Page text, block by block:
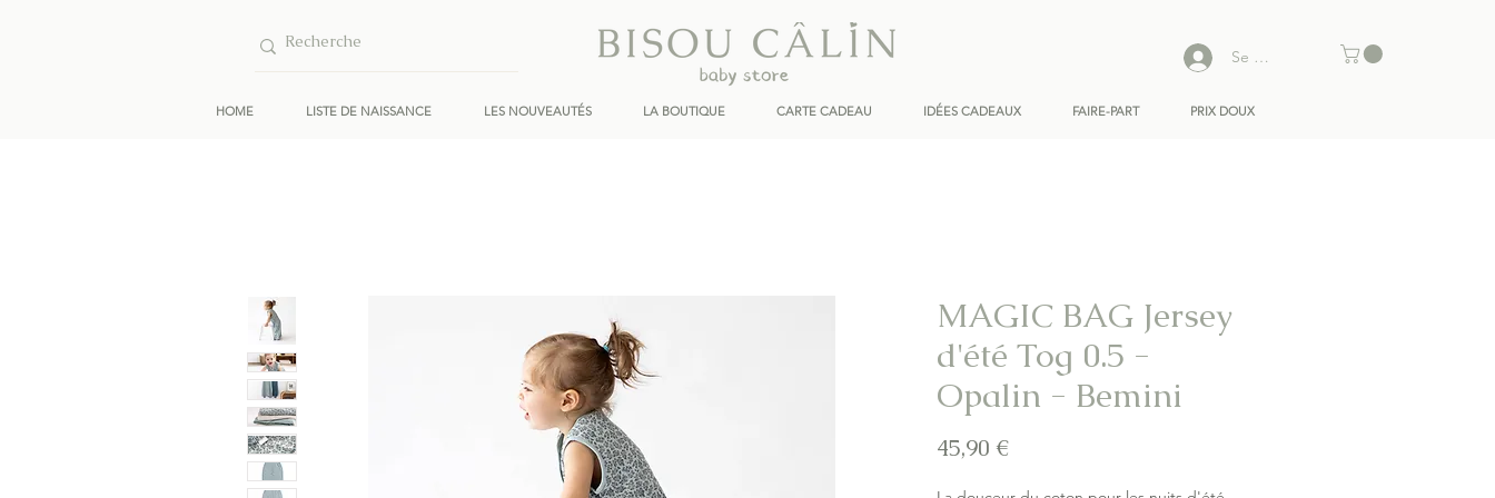
HOME LISTE DE NAISSANCE LES NOUVEAUTÉS LA BOUTIQUE CARTE CADEAU IDÉES CADEAUX FAIRE-PART PRIX DOUX
Se connecter
MAGIC BAG Jersey
d'été Tog 0.5 -
Opalin - Bemini
45,90 €Prix